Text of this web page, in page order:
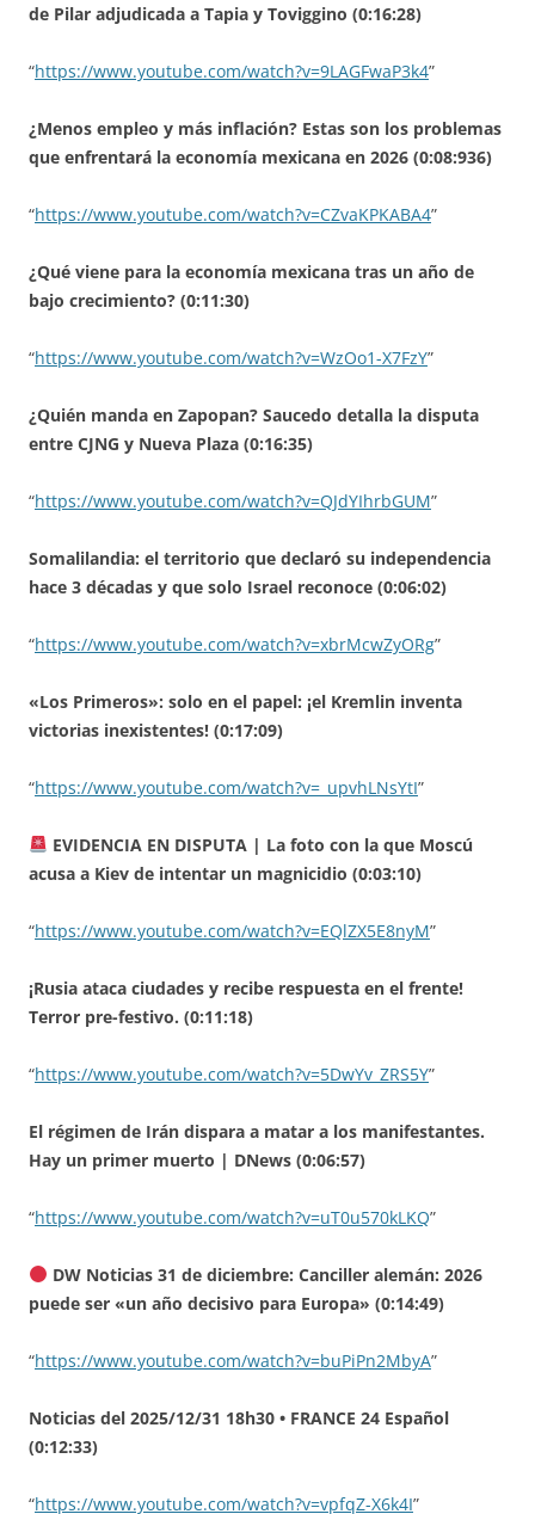
de Pilar adjudicada a Tapia y Toviggino (0:16:28)
“https://www.youtube.com/watch?v=9LAGFwaP3k4”
¿Menos empleo y más inflación? Estas son los problemas
que enfrentará la economía mexicana en 2026 (0:08:936)
“https://www.youtube.com/watch?v=CZvaKPKABA4”
¿Qué viene para la economía mexicana tras un año de
bajo crecimiento? (0:11:30)
“https://www.youtube.com/watch?v=WzOo1-X7FzY”
¿Quién manda en Zapopan? Saucedo detalla la disputa
entre CJNG y Nueva Plaza (0:16:35)
“https://www.youtube.com/watch?v=QJdYIhrbGUM”
Somalilandia: el territorio que declaró su independencia
hace 3 décadas y que solo Israel reconoce (0:06:02)
“https://www.youtube.com/watch?v=xbrMcwZyORg”
«Los Primeros»: solo en el papel: ¡el Kremlin inventa
victorias inexistentes! (0:17:09)
“https://www.youtube.com/watch?v=_upvhLNsYtI”
EVIDENCIA EN DISPUTA | La foto con la que Moscú
acusa a Kiev de intentar un magnicidio (0:03:10)
“https://www.youtube.com/watch?v=EQlZX5E8nyM”
¡Rusia ataca ciudades y recibe respuesta en el frente!
Terror pre-festivo. (0:11:18)
“https://www.youtube.com/watch?v=5DwYv_ZRS5Y”
El régimen de Irán dispara a matar a los manifestantes.
Hay un primer muerto | DNews (0:06:57)
“https://www.youtube.com/watch?v=uT0u570kLKQ”
DW Noticias 31 de diciembre: Canciller alemán: 2026
puede ser «un año decisivo para Europa» (0:14:49)
“https://www.youtube.com/watch?v=buPiPn2MbyA”
Noticias del 2025/12/31 18h30 • FRANCE 24 Español
(0:12:33)
“https://www.youtube.com/watch?v=vpfqZ-X6k4I”